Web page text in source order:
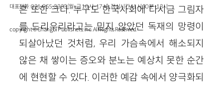
흔 또한 크다. 누구도 한국사회에 다시금 그림자
를 드리우리라고는 믿지 않았던 독재의 망령이
되살아났던 것처럼, 우리 가슴속에서 해소되지
않은 채 쌓이는 증오와 분노는 예상치 못한 순간
에 현현할 수 있다. 이러한 예감 속에서 양극화되
대표전화 : 031-955-3333(월~금 10시~17시), 점심시간 11시 30분~13시
copyright © Changbi Publishers, inc. All Rights Reserved.